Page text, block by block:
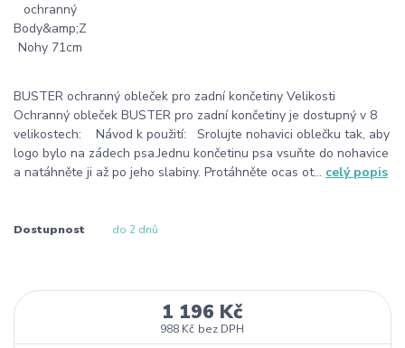
BUSTER ochranný obleček pro zadní končetiny Velikosti
Ochranný obleček BUSTER pro zadní končetiny je dostupný v 8
velikostech: Návod k použití: Srolujte nohavici oblečku tak, aby
logo bylo na zádech psa.Jednu končetinu psa vsuňte do nohavice
a natáhněte ji až po jeho slabiny. Protáhněte ocas ot... celý popis
Dostupnost do 2 dnů
1 196 Kč
988 Kč bez DPH